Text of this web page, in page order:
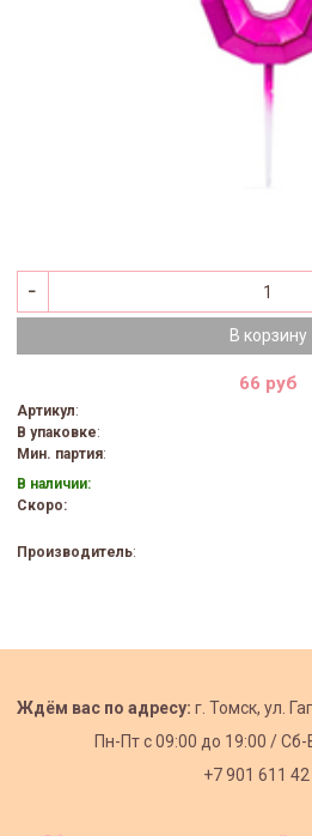
В корзину
66 руб
Артикул:
В упаковке:
Мин. партия:
В наличии:
Скоро:
Производитель:
Ждём вас по адресу: г. Томск, ул.
Пн-Пт с09:00 до 19:00 /Сб-
+7 901 611 42